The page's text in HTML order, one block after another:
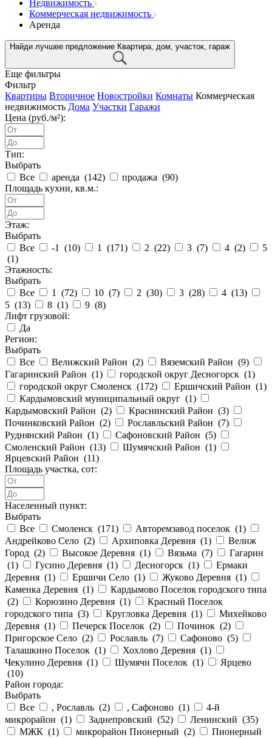
Недвижимость
Коммерческая недвижимость
Аренда
Найди лучшее предложение Квартира, дом, участок, гараж
Еще фильтры
Фильтр
Квартиры Вторичное Новостройки Комнаты Коммерческая
недвижимость Дома Участки Гаражи
Цена (руб./м²):
Тип:
Выбрать
Все
аренда (142) продажа (90)
Площадь кухни, кв.м.:
Этаж:
Выбрать
Все
-1 (10) 1 (171) 2 (22) 3 (7) 4 (2)
5
(1)
Этажность:
Выбрать
Все
1 (72) 10 (7) 2 (30) 3 (28) 4 (13)
5 (13) 8 (1) 9 (8)
Лифт грузовой:
Да
Регион:
Выбрать
Все
Велижский Район (2) Вяземский Район (9)
Гагаринский Район (1) городской округ Десногорск (1)
городской округ Смоленск (172) Ершичский Район (1)
Кардымовский муниципальный округ (1)
Кардымовский Район (2) Краснинский Район (3)
Починковский Район (2) Рославльский Район (7)
Руднянский Район (1) Сафоновский Район (5)
Смоленский Район (13) Шумячский Район (1)
Ярцевский Район (11)
Площадь участка, сот:
Населенный пункт:
Выбрать
Все
Смоленск (171) Авторемзавод поселок (1)
Андрейково Село (2) Архиповка Деревня (1)
Велиж
Город (2) Высокое Деревня (1) Вязьма (7)
Гагарин
(1) Гусино Деревня (1) Десногорск (1)
Ермаки
Деревня (1) Ершичи Село (1) Жуково Деревня (1)
Каменка Деревня (1)
Кардымово Поселок городского типа
(2) Корюзино Деревня (1)
Красный Поселок
городского типа (3) Кругловка Деревня (1)
Михейково
Деревня (1) Печерск Поселок (2) Починок (2)
Пригорское Село (2) Рославль (7) Сафоново (5)
Талашкино Поселок (1) Хохлово Деревня (1)
Чекулино Деревня (1) Шумячи Поселок (1)
Ярцево
(10)
Район города:
Выбрать
Все
, Рославль (2) , Сафоново (1)
4-й
микрорайон (1) Заднепровский (52) Ленинский (35)
МЖК (1) микрорайон Пионерный (2)
Пионерный